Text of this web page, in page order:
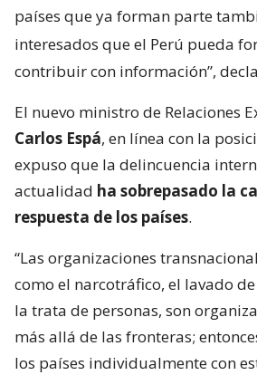
países que ya forman parte
interesados que el Perú pueda
contribuir con información”,
El nuevo ministro de Relaciones
Carlos Espá, en línea con la
expuso que la delincuencia
actualidad ha sobrepasado la
respuesta de los países.
“Las organizaciones
como el narcotráfico, el lavado
la trata de personas, son
más allá de las fronteras;
los países individualmente con